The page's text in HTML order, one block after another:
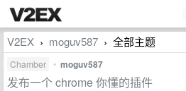
V2EX › moguv587 › 全部主题
Chamber • moguv587
发布一个 chrome 你懂的插件